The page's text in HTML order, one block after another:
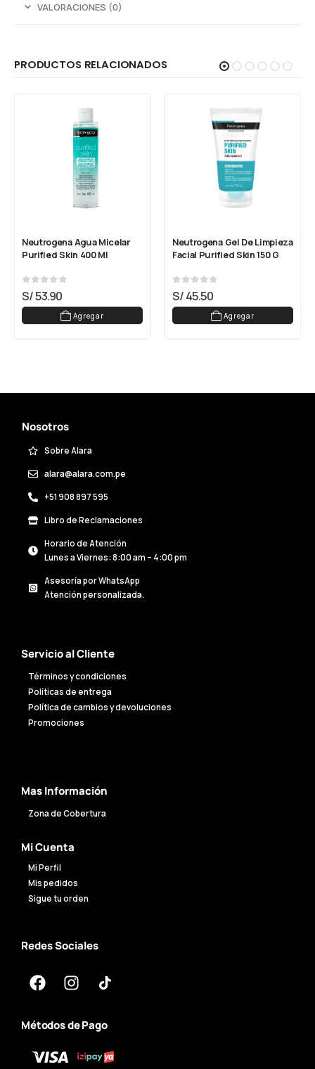
VALORACIONES (0)
PRODUCTOS RELACIONADOS
Neutrogena Agua Micelar
Purified Skin 400 Ml
0 out of 5
S/53.90
Agregar
Neutrogena Gel De Limpieza
Facial Purified Skin 150 G
0 out of 5
S/45.50
Agregar
Nosotros
Sobre Alara
alara@alara.com.pe
+51 908 897 595
Libro de Reclamaciones
Horario de Atención
Lunes a Viernes: 8:00 am – 4:00 pm
Asesoría por WhatsApp
Atención personalizada.
Servicio al Cliente
Términos y condiciones
Políticas de entrega
Política de cambios y devoluciones
Promociones
Mas Información
Zona de Cobertura
Mi Cuenta
Mi Perfil
Mis pedidos
Sigue tu orden
Redes Sociales
Métodos de Pago